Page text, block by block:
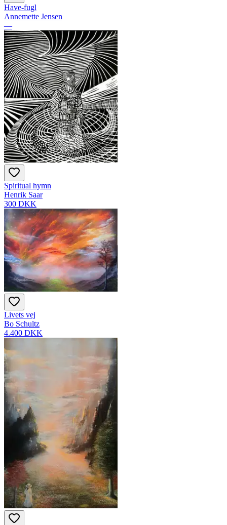
Have-fugl
Annemette Jensen
—
Spiritual hymn
Henrik Saar
300 DKK
Livets vej
Bo Schultz
4.400 DKK